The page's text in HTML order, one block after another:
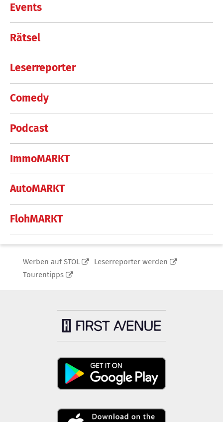
Events
Rätsel
Leserreporter
Comedy
Podcast
ImmoMARKT
AutoMARKT
FlohMARKT
Werben auf STOL
Leserreporter werden
Tourentipps